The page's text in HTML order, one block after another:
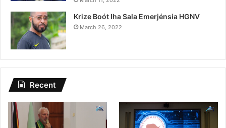
Krize Boót Iha Sala Emerjénsia HGNV
March 26, 2022
Recent